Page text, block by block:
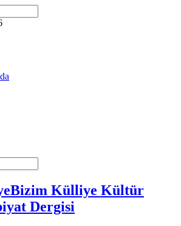
Bizim Külliye Kültür
Dergisi